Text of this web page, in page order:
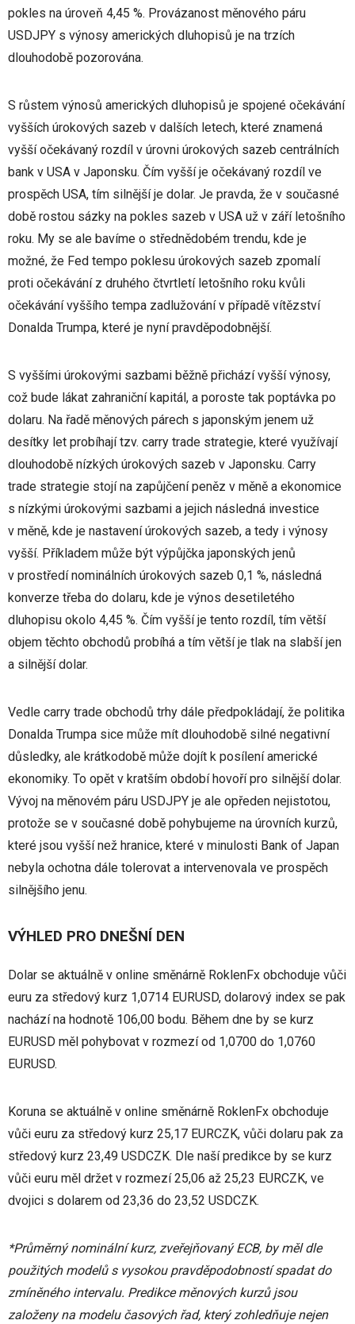
pokles na úroveň 4,45 %. Provázanost měnového páru
USDJPY s výnosy amerických dluhopisů je na trzích
dlouhodobě pozorována.
S růstem výnosů amerických dluhopisů je spojené očekávání
vyšších úrokových sazeb v dalších letech, které znamená
vyšší očekávaný rozdíl v úrovni úrokových sazeb centrálních
bank v USA v Japonsku. Čím vyšší je očekávaný rozdíl ve
prospěch USA, tím silnější je dolar. Je pravda, že v současné
době rostou sázky na pokles sazeb v USA už v září letošního
roku. My se ale bavíme o střednědobém trendu, kde je
možné, že Fed tempo poklesu úrokových sazeb zpomalí
proti očekávání z druhého čtvrtletí letošního roku kvůli
očekávání vyššího tempa zadlužování v případě vítězství
Donalda Trumpa, které je nyní pravděpodobnější.
S vyššími úrokovými sazbami běžně přichází vyšší výnosy,
což bude lákat zahraniční kapitál, a poroste tak poptávka po
dolaru. Na řadě měnových párech s japonským jenem už
desítky let probíhají tzv. carry trade strategie, které využívají
dlouhodobě nízkých úrokových sazeb v Japonsku. Carry
trade strategie stojí na zapůjčení peněz v měně a ekonomice
s nízkými úrokovými sazbami a jejich následná investice
v měně, kde je nastavení úrokových sazeb, a tedy i výnosy
vyšší. Příkladem může být výpůjčka japonských jenů
v prostředí nominálních úrokových sazeb 0,1 %, následná
konverze třeba do dolaru, kde je výnos desetiletého
dluhopisu okolo 4,45 %. Čím vyšší je tento rozdíl, tím větší
objem těchto obchodů probíhá a tím větší je tlak na slabší jen
a silnější dolar.
Vedle carry trade obchodů trhy dále předpokládají, že politika
Donalda Trumpa sice může mít dlouhodobě silné negativní
důsledky, ale krátkodobě může dojít k posílení americké
ekonomiky. To opět v kratším období hovoří pro silnější dolar.
Vývoj na měnovém páru USDJPY je ale opředen nejistotou,
protože se v současné době pohybujeme na úrovních kurzů,
které jsou vyšší než hranice, které v minulosti Bank of Japan
nebyla ochotna dále tolerovat a intervenovala ve prospěch
silnějšího jenu.
VÝHLED PRO DNEŠNÍ DEN
Dolar se aktuálně v online směnárně RoklenFx obchoduje vůči
euru za středový kurz 1,0714 EURUSD, dolarový index se pak
nachází na hodnotě 106,00 bodu. Během dne by se kurz
EURUSD měl pohybovat v rozmezí od 1,0700 do 1,0760
EURUSD.
Koruna se aktuálně v online směnárně RoklenFx obchoduje
vůči euru za středový kurz 25,17 EURCZK, vůči dolaru pak za
středový kurz 23,49 USDCZK. Dle naší predikce by se kurz
vůči euru měl držet v rozmezí 25,06 až 25,23 EURCZK, ve
dvojici s dolarem od 23,36 do 23,52 USDCZK.
*Průměrný nominální kurz, zveřejňovaný ECB, by měl dle
použitých modelů s vysokou pravděpodobností spadat do
zmíněného intervalu. Predikce měnových kurzů jsou
založeny na modelu časových řad, který zohledňuje nejen